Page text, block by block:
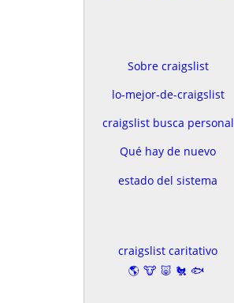
Sobre craigslist
lo-mejor-de-craigslist
craigslist busca personal
Qué hay de nuevo
estado del sistema
craigslist caritativo
🌎🐮🐷🐔🐟